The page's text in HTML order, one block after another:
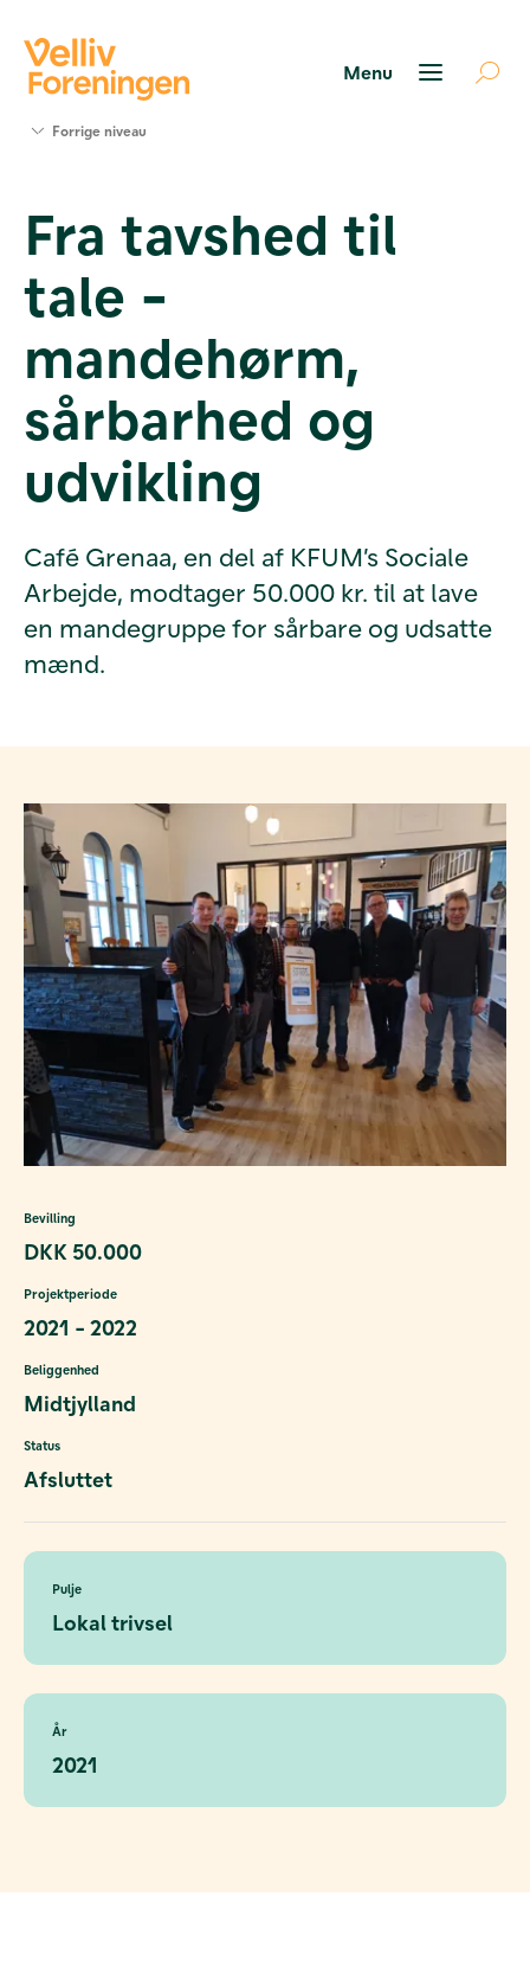
Værktøjer
og viden
Om Velliv
Foreningen
os
Forrige niveau
Fra tavshed til
tale -
mandehørm,
sårbarhed og
udvikling
Café Grenaa, en del af KFUM’s Sociale
Arbejde, modtager 50.000 kr. til at lave
en mandegruppe for sårbare og udsatte
mænd.
Bevilling
DKK 50.000
Projektperiode
2021 - 2022
Beliggenhed
Midtjylland
Status
Afsluttet
Pulje
Lokal trivsel
År
2021